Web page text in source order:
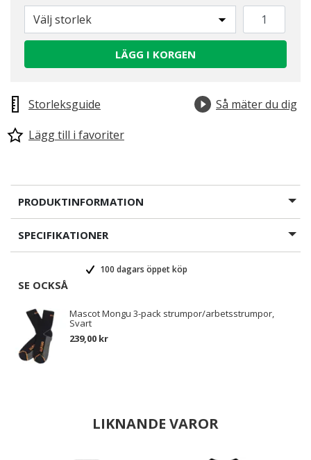
Välj storlek
LÄGG I KORGEN
Storleksguide
Så mäter du dig
Lägg till i favoriter
PRODUKTINFORMATION
SPECIFIKATIONER
100 dagars öppet köp
SE OCKSÅ
Mascot Mongu 3-pack strumpor/arbetsstrumpor,
Svart
239,00 kr
LIKNANDE VAROR